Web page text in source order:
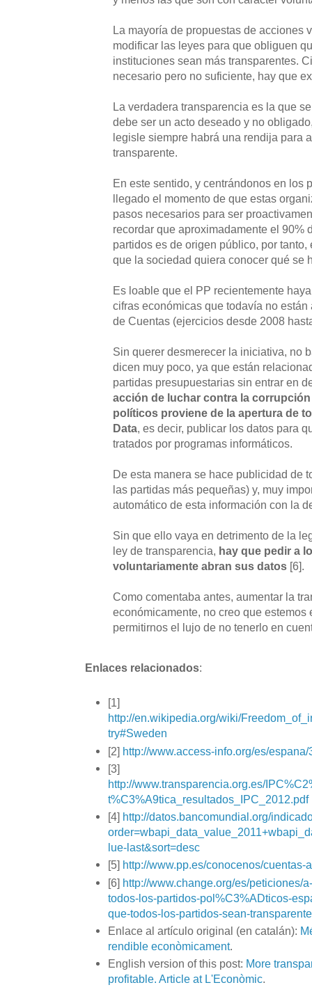
La mayoría de propuestas de acciones
modificar las leyes para que obliguen
instituciones sean más transparentes.
necesario pero no suficiente, hay que
La verdadera transparencia es la que
debe ser un acto deseado y no
legisle siempre habrá una rendija para
transparente.
En este sentido, y centrándonos en los
llegado el momento de que estas
pasos necesarios para ser
recordar que aproximadamente el 90%
partidos es de origen público, por
que la sociedad quiera conocer qué se
Es loable que el PP recientemente
cifras económicas que todavía no
de Cuentas (ejercicios desde 2008
Sin querer desmerecer la iniciativa, no
dicen muy poco, ya que están
partidas presupuestarias sin entrar en
acción de luchar contra la
políticos proviene de la apertura de
Data, es decir, publicar los datos para
tratados por programas informáticos.
De esta manera se hace publicidad de
las partidas más pequeñas) y, muy
automático de esta información con la
Sin que ello vaya en detrimento de la
ley de transparencia, hay que pedir a
voluntariamente abran sus datos [6].
Como comentaba antes, aumentar la
económicamente, no creo que estemos
permitirnos el lujo de no tenerlo en
Enlaces relacionados:
[1]
http://en.wikipedia.org/wiki/
try#Sweden
[2] http://www.access-info.org/es/
[3]
http://www.transparencia.org.es/
t%C3%A9tica_resultados_IPC_2012.pdf
[4] http://datos.bancomundial.org/
lue-last&sort=desc
[5] http://www.pp.es/conocenos/cuentas-
[6] http://www.change.org/es/peticiones/
todos-los-partidos-pol%C3%ADticos-
que-todos-los-partidos-sean-
Enlace al artículo original (en catalán):
rendible econòmicament.
English version of this post: More
profitable. Article at L'Econòmic.